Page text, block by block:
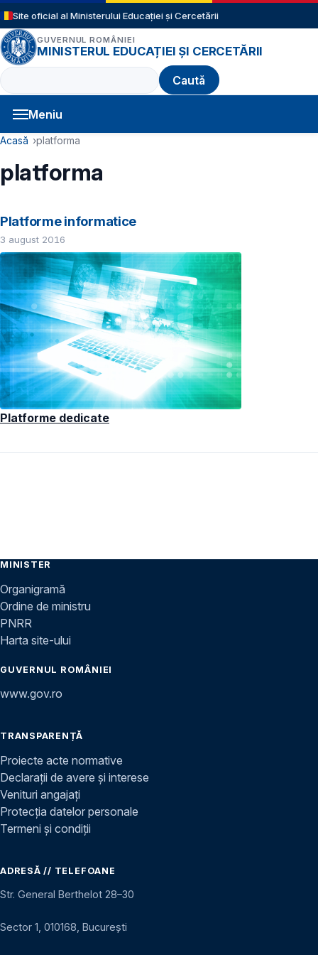
Sari la conținutul principal
Site oficial al Ministerului Educației și Cercetării
GUVERNUL ROMÂNIEI
MINISTERUL EDUCAȚIEI ȘI CERCETĂRII
Caută
Meniu
Navigație principală
Cale de navigare
Acasă platforma
platforma
Platforme informatice
3 august 2016
Platforme dedicate
MINISTER
Organigramă
Ordine de ministru
PNRR
Harta site-ului
GUVERNUL ROMÂNIEI
www.gov.ro
TRANSPARENȚĂ
Proiecte acte normative
Declarații de avere și interese
Venituri angajați
Protecția datelor personale
Termeni și condiții
ADRESĂ // TELEFOANE
Str. General Berthelot 28–30
Sector 1, 010168, București